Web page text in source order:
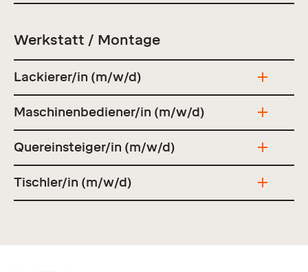
Werkstatt / Montage
Lackierer/in (m/w/d)
Maschinenbediener/in (m/w/d)
Quereinsteiger/in (m/w/d)
Tischler/in (m/w/d)